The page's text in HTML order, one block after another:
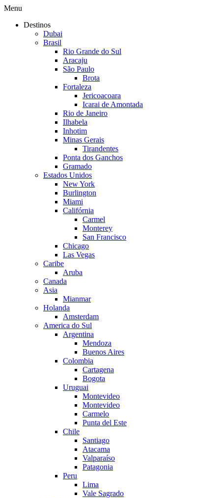
Menu
Destinos
Dubai
Brasil
Rio Grande do Sul
Aracaju
São Paulo
Brota
Fortaleza
Jericoacoara
Icarai de Amontada
Rio de Janeiro
Ilhabela
Inhotim
Minas Gerais
Tirandentes
Ponta dos Ganchos
Gramado
Estados Unidos
New York
Burlington
Miami
Califórnia
Carmel
Monterey
San Francisco
Chicago
Las Vegas
Caribe
Aruba
Canada
Asia
Mianmar
Holanda
Amsterdam
America do Sul
Argentina
Mendoza
Buenos Aires
Colombia
Cartagena
Bogota
Uruguai
Montevideo
Montevideo
Carmelo
Punta del Este
Chile
Santiago
Atacama
Valparaíso
Patagonia
Peru
Lima
Vale Sagrado